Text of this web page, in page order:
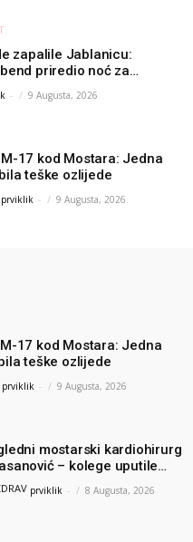
zapalile Jablanicu:
priredio noć za
- 9 Augusta, 2026
17 kod Mostara: Jedna
teške ozlijede
prviklik - 9 Augusta, 2026
17 kod Mostara: Jedna
teške ozlijede
prviklik - 9 Augusta, 2026
mostarski kardiohirurg
– kolege uputile
poruku
prviklik - 8 Augusta, 2026